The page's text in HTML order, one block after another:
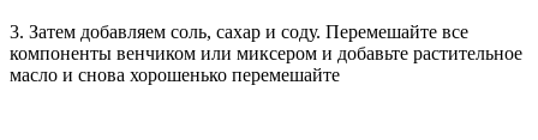
3. Затем добавляем соль, сахар и соду. Перемешайте все
компоненты венчиком или миксером и добавьте растительное
масло и снова хорошенько перемешайте